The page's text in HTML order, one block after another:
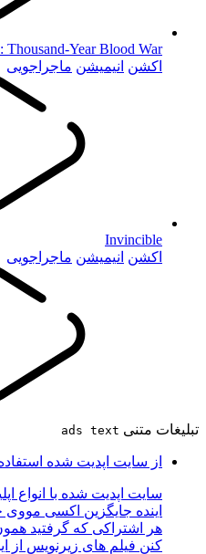
Thousand-Year Blood War
اکشن انیمیشن ماجراجویی
Invincible
اکشن انیمیشن ماجراجویی
تبلیغات متنی ads text
از سایت اپدیت شده
سایت اپدیت شده با انواع
اینده جایگزین اکسی مووی
هر اشتراکی که گرفتید
کنن فیلم های زیرنویس از